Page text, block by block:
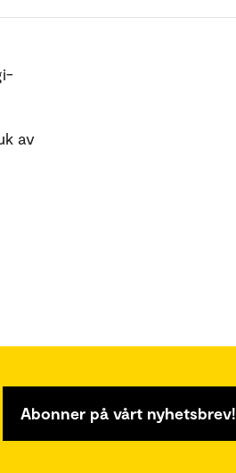
av
Abonner på vårt nyhetsbrev!